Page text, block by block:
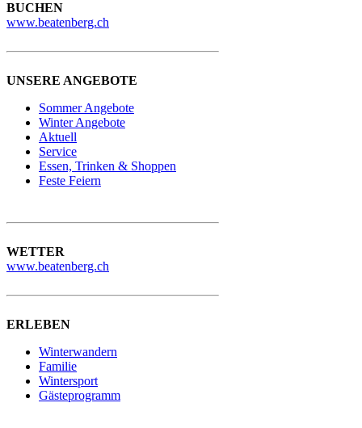
BUCHEN
www.beatenberg.ch
UNSERE ANGEBOTE
Sommer Angebote
Winter Angebote
Aktuell
Service
Essen, Trinken & Shoppen
Feste Feiern
WETTER
www.beatenberg.ch
ERLEBEN
Winterwandern
Familie
Wintersport
Gästeprogramm